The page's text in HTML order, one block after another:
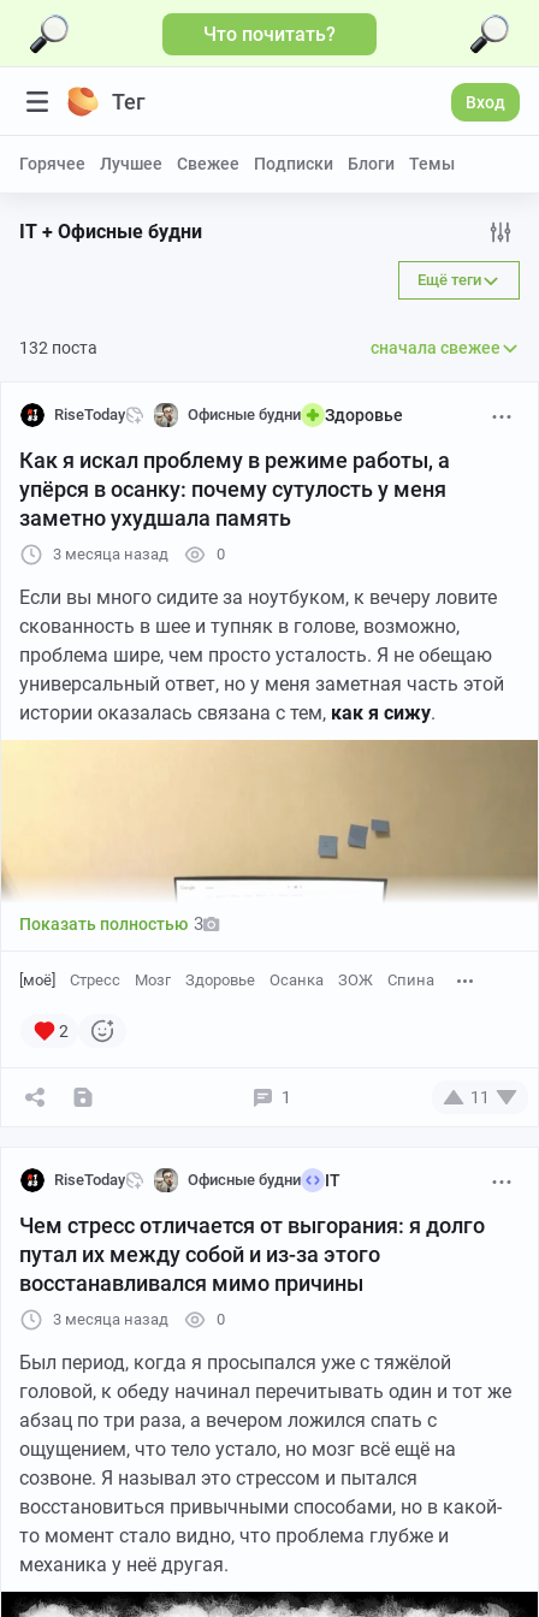
Что почитать?
Тег Вход
Горячее Лучшее Свежее Подписки Блоги Темы
IT + Офисные будни
Ещё теги
132 поста сначала свежее
RiseToday Офисные будни Здоровье
Как я искал проблему в режиме работы, а
упёрся в осанку: почему сутулость у меня
заметно ухудшала память
3 месяца назад 0
Если вы много сидите за ноутбуком, к вечеру ловите
скованность в шее и тупняк в голове, возможно,
проблема шире, чем просто усталость. Я не обещаю
универсальный ответ, но у меня заметная часть этой
истории оказалась связана с тем, как я сижу.
Пару лет назад я начал замечать странную вещь: к
середине дня я хуже держал в голове простые рабочие
детали. После двух созвонов подряд мог открыть
документ и буквально зависнуть, потому что уже не
помнил, зачем туда вообще зашёл.
Где это начало мешать по-настоящему
Сначала я списывал всё на обычный перегруз. Работа
в маркетинге легко это позволяет: несколько задач в
Показать полностью 3
[моё] Стресс Мозг Здоровье Осанка ЗОЖ Спина
2
1 11
RiseToday Офисные будни IT
Чем стресс отличается от выгорания: я долго
путал их между собой и из-за этого
восстанавливался мимо причины
3 месяца назад 0
Был период, когда я просыпался уже с тяжёлой
головой, к обеду начинал перечитывать один и тот же
абзац по три раза, а вечером ложился спать с
ощущением, что тело устало, но мозг всё ещё на
созвоне. Я называл это стрессом и пытался
восстановиться привычными способами, но в какой-
то момент стало видно, что проблема глубже и
механика у неё другая.